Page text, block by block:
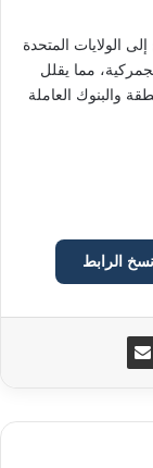
الولايات المتحدة
مما يقلل
والبنوك العاملة
نسخ الرابط